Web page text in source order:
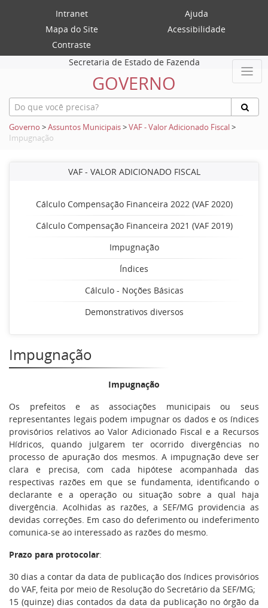
Intranet
Ajuda
Mapa do Site
Acessibilidade
Contraste
Secretaria de Estado de Fazenda
GOVERNO
Governo >Assuntos Municipais>VAF - Valor Adicionado Fiscal>
Impugnação
VAF - VALOR ADICIONADO FISCAL
Cálculo Compensação Financeira 2022 (VAF 2020)
Cálculo Compensação Financeira 2021 (VAF 2019)
Impugnação
Índices
Cálculo - Noções Básicas
Demonstrativos diversos
Impugnação
Impugnação
Os prefeitos e as associações municipais ou seus
representantes legais podem impugnar os dados e os índices
provisórios relativos ao Valor Adicionado Fiscal e a Recursos
Hídricos, quando julgarem ter ocorrido divergências no
processo de apuração dos mesmos. A impugnação deve ser
clara e precisa, com cada hipótese acompanhada das
respectivas razões em que se fundamenta, identificando o
declarante e a operação ou situação sobre a qual haja
divergência. Acolhidas as razões, a SEF/MG providencia as
devidas correções. Em caso do deferimento ou indeferimento
comunica-se ao interessado as razões do mesmo.
Prazo para protocolar:
30 dias a contar da data de publicação dos índices provisórios
do VAF, feita por meio de Resolução do Secretário da SEF/MG;
15 (quinze) dias contados da data da publicação no órgão da